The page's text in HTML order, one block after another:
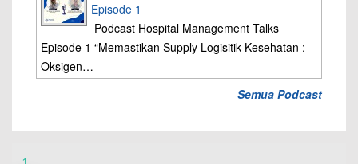
Episode 1
Podcast Hospital Management Talks
Episode 1 “Memastikan Supply Logisitik Kesehatan :
Oksigen…
Semua Podcast